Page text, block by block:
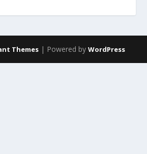
Themes | Powered by WordPress